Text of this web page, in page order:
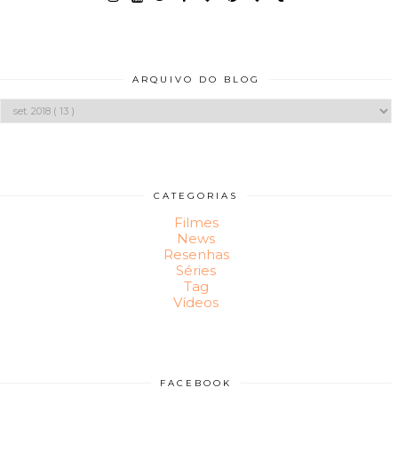
ARQUIVO DO BLOG
CATEGORIAS
Filmes
News
Resenhas
Séries
Tag
Vídeos
FACEBOOK